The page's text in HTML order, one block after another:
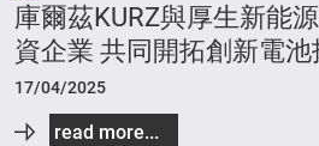
庫爾茲KURZ與厚生新能
資企業 共同開拓創新電池
17/04/2025
read more...